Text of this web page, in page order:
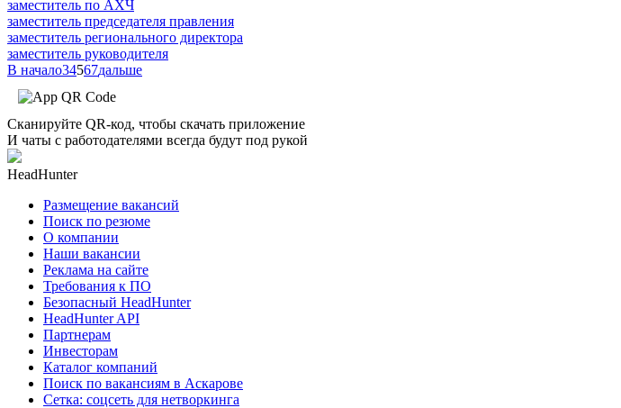
заместитель по АХЧ
заместитель председателя правления
заместитель регионального директора
заместитель руководителя
В начало34567дальше
Сканируйте QR-код, чтобы скачать приложение
И чаты с работодателями всегда будут под рукой
HeadHunter
Размещение вакансий
Поиск по резюме
О компании
Наши вакансии
Реклама на сайте
Требования к ПО
Безопасный HeadHunter
HeadHunter API
Партнерам
Инвесторам
Каталог компаний
Поиск по вакансиям в Аскарове
Сетка: соцсеть для нетворкинга